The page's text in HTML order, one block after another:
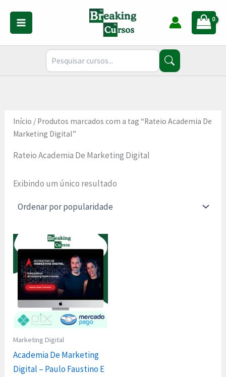
conteúdo
Início / Produtos marcados com a tag “Rateio Academia De
Marketing Digital”
Rateio Academia De Marketing Digital
Exibindo um único resultado
Marketing Digital
Academia De Marketing
Digital – Paulo Faustino E